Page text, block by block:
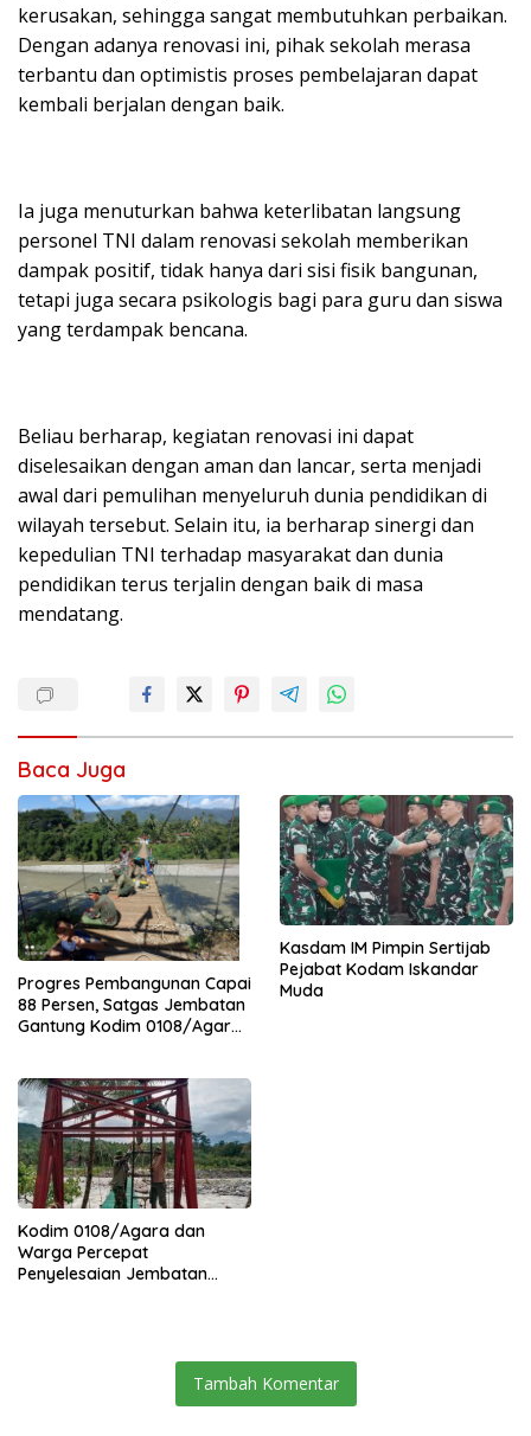
kerusakan, sehingga sangat membutuhkan perbaikan.
Dengan adanya renovasi ini, pihak sekolah merasa
terbantu dan optimistis proses pembelajaran dapat
kembali berjalan dengan baik.
Ia juga menuturkan bahwa keterlibatan langsung
personel TNI dalam renovasi sekolah memberikan
dampak positif, tidak hanya dari sisi fisik bangunan,
tetapi juga secara psikologis bagi para guru dan siswa
yang terdampak bencana.
Beliau berharap, kegiatan renovasi ini dapat
diselesaikan dengan aman dan lancar, serta menjadi
awal dari pemulihan menyeluruh dunia pendidikan di
wilayah tersebut. Selain itu, ia berharap sinergi dan
kepedulian TNI terhadap masyarakat dan dunia
pendidikan terus terjalin dengan baik di masa
mendatang.
Baca Juga
Progres Pembangunan Capai
88 Persen, Satgas Jembatan
Gantung Kodim 0108/Agara
Kasdam IM Pimpin Sertijab
Pejabat Kodam Iskandar
Muda
Kodim 0108/Agara dan
Warga Percepat
Penyelesaian Jembatan
Tambah Komentar